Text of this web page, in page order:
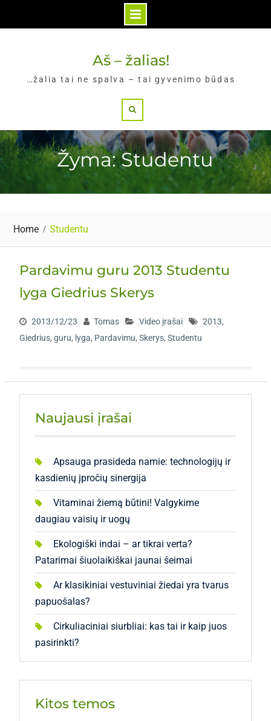
Aš – žalias!
…žalia tai ne spalva – tai gyvenimo būdas
Žyma: Studentu
Home Studentu
Pardavimu guru 2013 Studentu
lyga Giedrius Skerys
2013/12/23 Tomas Video įrašai 2013,
Giedrius, guru, lyga, Pardavimu, Skerys, Studentu
Naujausi įrašai
Apsauga prasideda namie: technologijų ir
kasdienių įpročių sinergija
Vitaminai žiemą būtini! Valgykime
daugiau vaisių ir uogų
Ekologiški indai – ar tikrai verta?
Patarimai šiuolaikiškai jaunai šeimai
Ar klasikiniai vestuviniai žiedai yra tvarus
papuošalas?
Cirkuliaciniai siurbliai: kas tai ir kaip juos
pasirinkti?
Kitos temos